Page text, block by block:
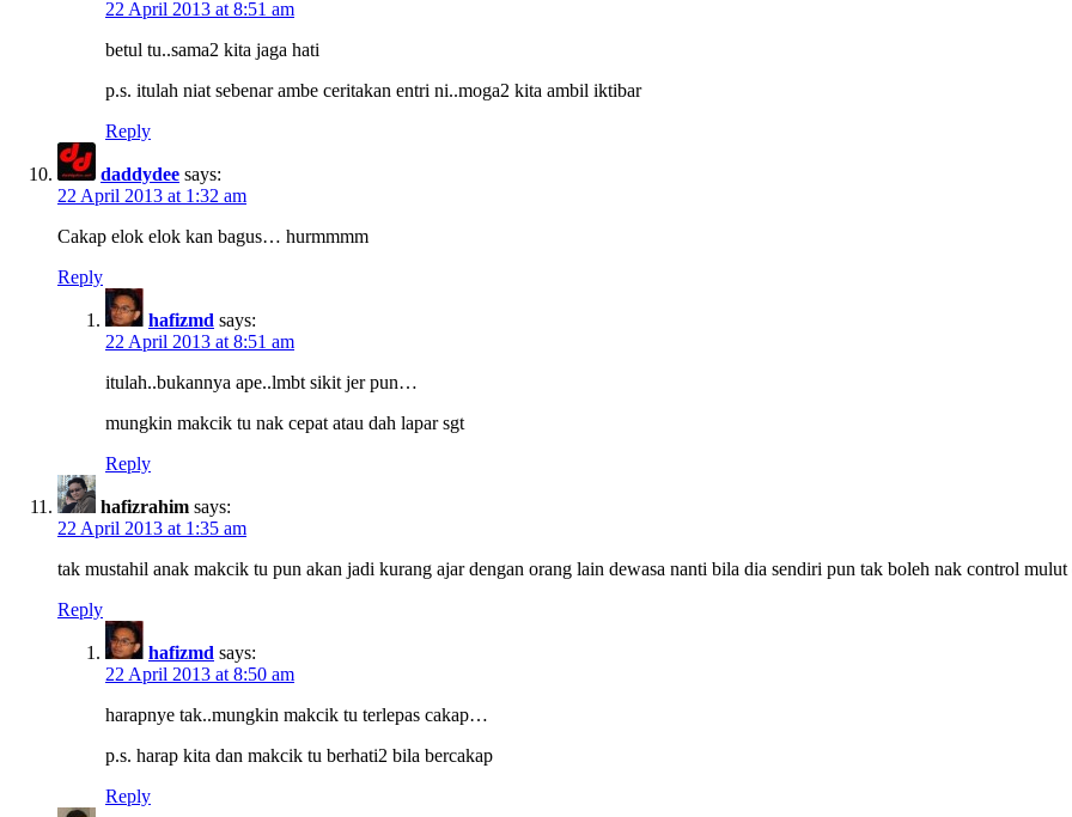
22 April 2013 at 8:51 am
betul tu..sama2 kita jaga hati
p.s. itulah niat sebenar ambe ceritakan entri ni..moga2 kita ambil iktibar
Reply
daddydee says:
22 April 2013 at 1:32 am
Cakap elok elok kan bagus… hurmmmm
Reply
hafizmd says:
22 April 2013 at 8:51 am
itulah..bukannya ape..lmbt sikit jer pun…
mungkin makcik tu nak cepat atau dah lapar sgt
Reply
hafizrahim says:
22 April 2013 at 1:35 am
tak mustahil anak makcik tu pun akan jadi kurang ajar dengan orang lain dewasa nanti bila dia sendiri pun tak boleh nak control mulut
Reply
hafizmd says:
22 April 2013 at 8:50 am
harapnye tak..mungkin makcik tu terlepas cakap…
p.s. harap kita dan makcik tu berhati2 bila bercakap
Reply